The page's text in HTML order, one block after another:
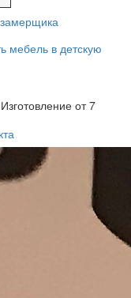
мебель в детскую
Изготовление от 7